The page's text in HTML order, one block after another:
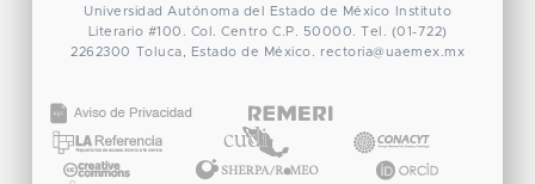
Universidad Autónoma del Estado de México
Instituto
Literario #100. Col. Centro C.P. 50000. Tel. (01-722)
2262300 Toluca, Estado de México. rectoria@uaemex.mx